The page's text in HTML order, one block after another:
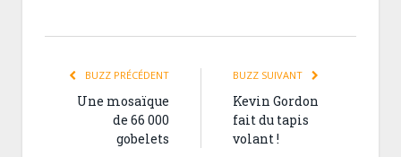
BUZZ PRÉCÉDENT
Une mosaïque
de 66 000
gobelets
BUZZ SUIVANT
Kevin Gordon
fait du tapis
volant !